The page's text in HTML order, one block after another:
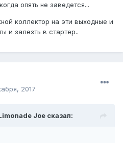
опять не заведется...
коллектор на эти выходные и
и залезть в стартер..
2017
Joe сказал: